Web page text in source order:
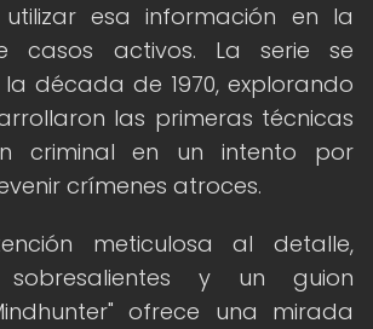
esa información en la
casos activos. La serie se
década de 1970, explorando
las primeras técnicas
criminal en un intento por
crímenes atroces.
meticulosa al detalle,
sobresalientes y un guion
ofrece una mirada